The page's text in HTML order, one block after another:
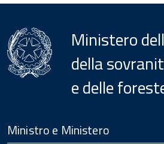
Ministero
della
e delle
Footer
Ministro e Ministero